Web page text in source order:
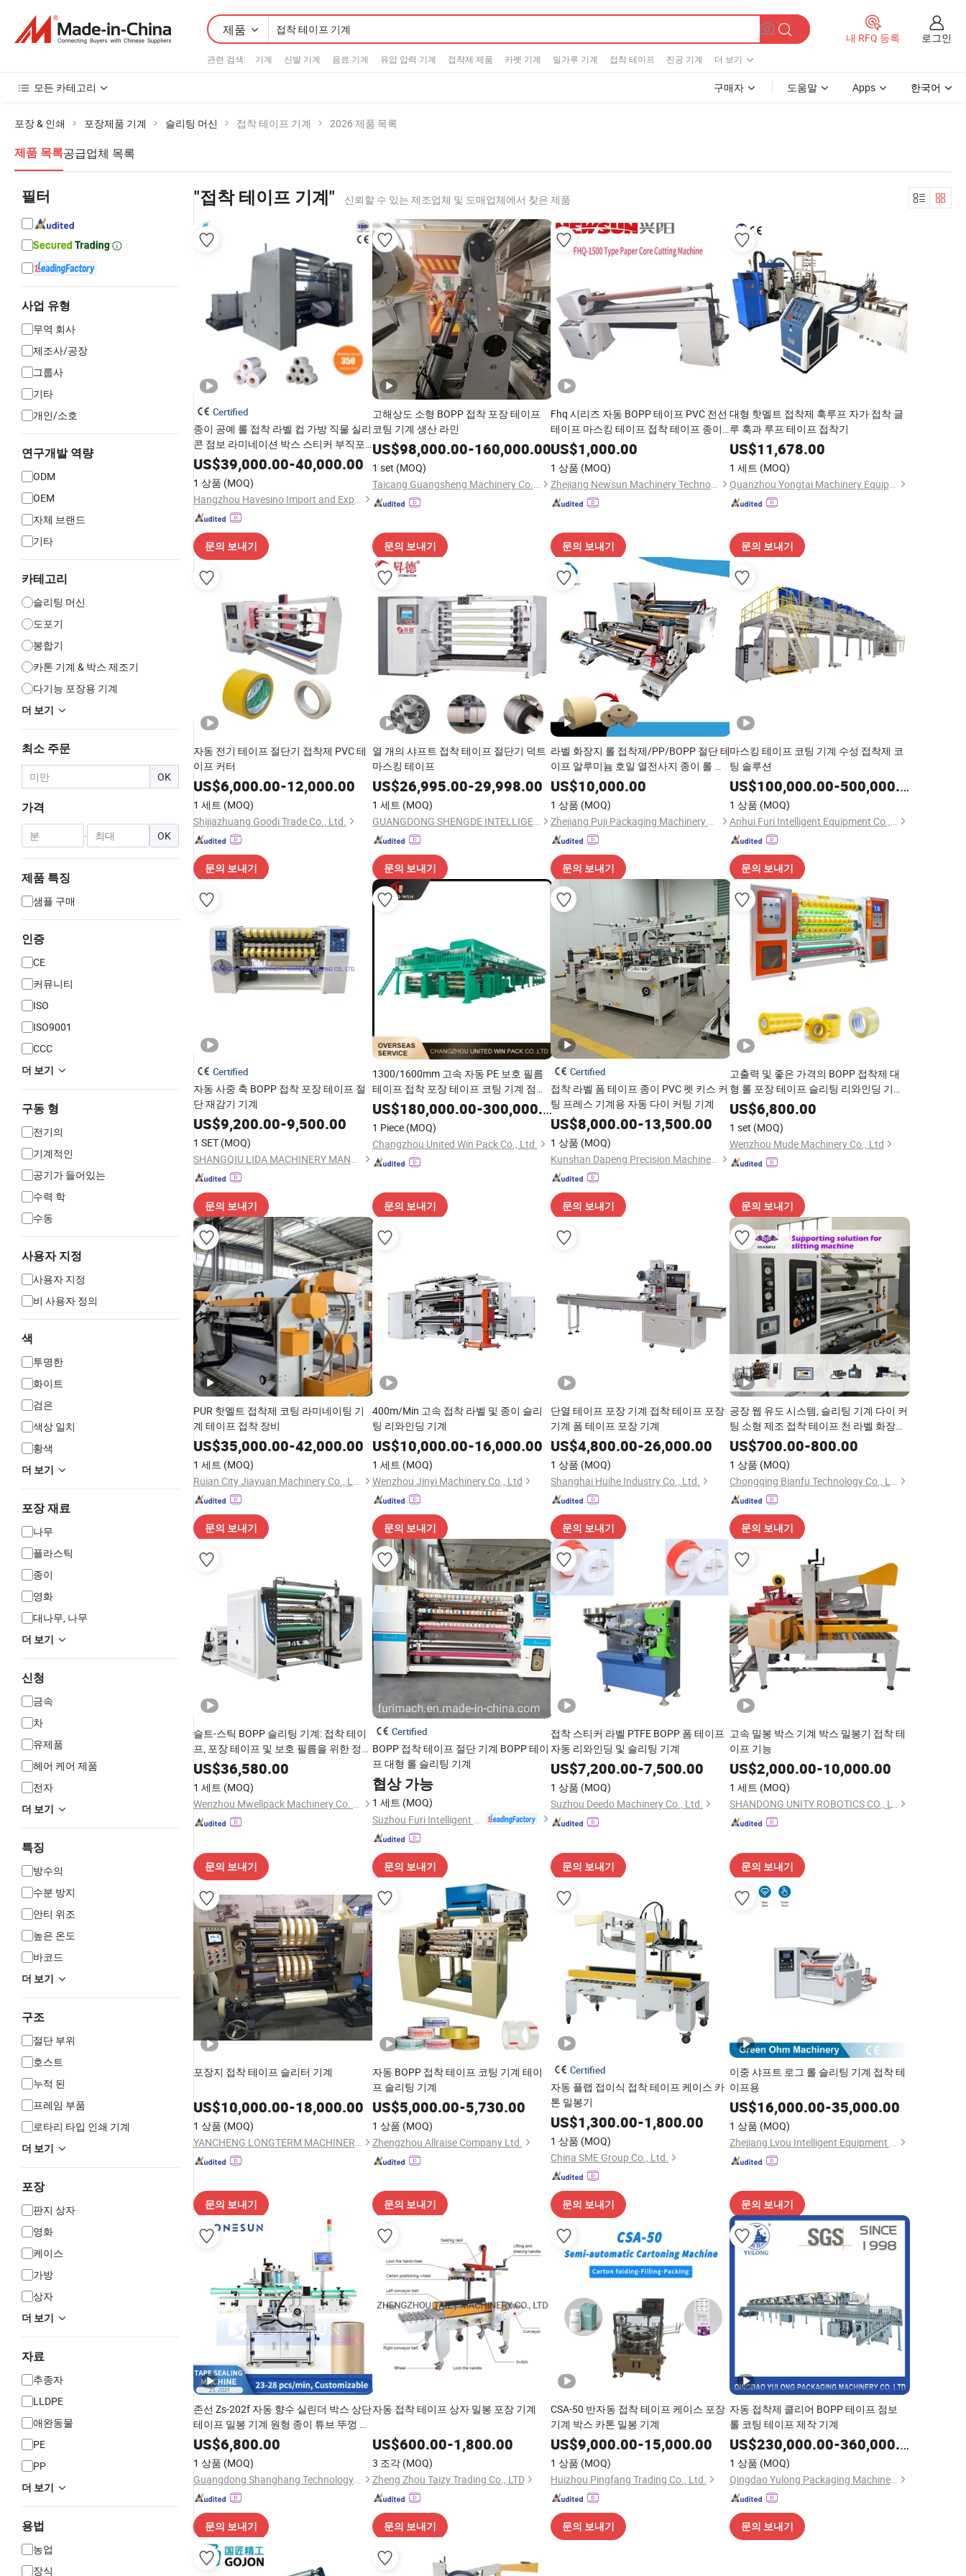
제품
관련 검색: 기계 신발 기계 음료 기계 유압 압력 기계 접착제 제품 카펫 기계 밀가루 기계 접착 테이프 진공 기계 더 보기
내 RFQ 등록 로그인
모든 카테고리 구매자 도움말 Apps 한국어
포장 & 인쇄 포장제품 기계 슬리팅 머신 접착 테이프 기계 2026 제품 목록
제품 목록공급업체 목록
필터
사업 유형
무역 회사
제조사/공장
그룹사
기타
개인/소호
연구개발 역량
ODM
OEM
자체 브랜드
기타
카테고리
슬리팅 머신
도포기
봉합기
카톤 기계 & 박스 제조기
다기능 포장용 기계
더 보기
최소 주문
OK
가격
- OK
제품 특징
샘플 구매
인증
CE
커뮤니티
ISO
ISO9001
CCC
더 보기
구동 형
전기의
기계적인
공기가 들어있는
수력 학
수동
사용자 지정
사용자 지정
비 사용자 정의
색
투명한
화이트
검은
색상 일치
황색
더 보기
포장 재료
나무
플라스틱
종이
영화
대나무, 나무
더 보기
신청
금속
차
유제품
헤어 케어 제품
전자
더 보기
특징
방수의
수분 방지
안티 위조
높은 온도
바코드
더 보기
구조
절단 부위
호스트
누적 된
프레임 부품
로타리 타입 인쇄 기계
더 보기
포장
판지 상자
영화
케이스
가방
상자
더 보기
자료
추종자
LLDPE
애완동물
PE
PP
더 보기
용법
농업
장식
"접착 테이프 기계" 신뢰할 수 있는 제조업체 및 도매업체에서 찾은 제품
Certified
종이 공예 롤 접착 라벨 컵 가방 직물 실리
콘 점보 라미네이션 박스 스티커 부직포
티켓 열전사 용지 테이프 슬리팅 기계 슬
리터 리와인더 커터
US$39,000.00-40,000.00
1 상품 (MOQ)
Hangzhou Havesino Import and Export Co., Ltd.
문의 보내기
고해상도 소형 BOPP 접착 포장 테이프
코팅 기계 생산 라인
US$98,000.00-160,000.00
1 set (MOQ)
Taicang Guangsheng Machinery Co., Ltd.
문의 보내기
Fhq 시리즈 자동 BOPP 테이프 PVC 전선
테이프 마스킹 테이프 접착 테이프 종이
코어 절단 기계
US$1,000.00
1 상품 (MOQ)
Zhejiang Newsun Machinery Technology Co., Ltd.
문의 보내기
대형 핫멜트 접착제 훅루프 자가 접착 글
루 훅과 루프 테이프 접착기
US$11,678.00
1 세트 (MOQ)
Quanzhou Yongtai Machinery Equipment Co., Ltd.
문의 보내기
자동 전기 테이프 절단기 접착제 PVC 테
이프 커터
US$6,000.00-12,000.00
1 세트 (MOQ)
Shijiazhuang Goodi Trade Co., Ltd.
문의 보내기
열 개의 샤프트 접착 테이프 절단기 덕트
마스킹 테이프
US$26,995.00-29,998.00
1 세트 (MOQ)
GUANGDONG SHENGDE INTELLIGENT EQUIPMENT TECHNOLOGY CO.,LTD.
문의 보내기
라벨 화장지 롤 접착제/PP/BOPP 절단 테
이프 알루미늄 호일 열전사지 종이 롤 종
이 코어 필름용 표면 타입 재감기 슬리팅
절단기
US$10,000.00
1 상품 (MOQ)
Zhejiang Puji Packaging Machinery Co., Ltd.
문의 보내기
마스킹 테이프 코팅 기계 수성 접착제 코
팅 솔루션
US$100,000.00-500,000.00
1 상품 (MOQ)
Anhui Furi Intelligent Equipment Co., Ltd.
문의 보내기
Certified
자동 사중 축 BOPP 접착 포장 테이프 절
단 재감기 기계
US$9,200.00-9,500.00
1 SET (MOQ)
SHANGQIU LIDA MACHINERY MANUFACTURING CO., LTD.
문의 보내기
1300/1600mm 고속 자동 PE 보호 필름
테이프 접착 포장 테이프 코팅 기계 점보
롤 코팅 기계 밀봉 테이프 코팅 기계
US$180,000.00-300,000.00
1 Piece (MOQ)
Changzhou United Win Pack Co., Ltd.
문의 보내기
Certified
접착 라벨 폼 테이프 종이 PVC 펫 키스 커
팅 프레스 기계용 자동 다이 커팅 기계
US$8,000.00-13,500.00
1 상품 (MOQ)
Kunshan Dapeng Precision Machinery Co., Ltd.
문의 보내기
고출력 및 좋은 가격의 BOPP 접착제 대
형 롤 포장 테이프 슬리팅 리와인딩 기계
OPP 슬리터 리와인더 기계
US$6,800.00
1 set (MOQ)
Wenzhou Mude Machinery Co., Ltd
문의 보내기
PUR 핫멜트 접착제 코팅 라미네이팅 기
계 테이프 접착 장비
US$35,000.00-42,000.00
1 세트 (MOQ)
Ruian City Jiayuan Machinery Co., Ltd.
문의 보내기
400m/Min 고속 접착 라벨 및 종이 슬리
팅 리와인딩 기계
US$10,000.00-16,000.00
1 세트 (MOQ)
Wenzhou Jinyi Machinery Co., Ltd
문의 보내기
단열 테이프 포장 기계 접착 테이프 포장
기계 폼 테이프 포장 기계
US$4,800.00-26,000.00
1 상품 (MOQ)
Shanghai Huihe Industry Co., Ltd.
문의 보내기
공장 웹 유도 시스템, 슬리팅 기계 다이 커
팅 소형 제조 접착 테이프 천 라벨 화장지
튜브 롤 제작 리와인더 슬리터 기계
US$700.00-800.00
1 상품 (MOQ)
Chongqing Bianfu Technology Co., Ltd
문의 보내기
슬트-스틱 BOPP 슬리팅 기계: 접착 테이
프, 포장 테이프 및 보호 필름을 위한 정밀
성, 자동 칼 설정 및 적외선 코어 정렬 기
능 포함
US$36,580.00
1 세트 (MOQ)
Wenzhou Mwellpack Machinery Co. Ltd
문의 보내기
Certified
BOPP 접착 테이프 절단 기계 BOPP 테이
프 대형 롤 슬리팅 기계
협상 가능
1 세트 (MOQ)
문의 보내기
접착 스티커 라벨 PTFE BOPP 폼 테이프
자동 리와인딩 및 슬리팅 기계
US$7,200.00-7,500.00
1 상품 (MOQ)
Suzhou Deedo Machinery Co., Ltd.
문의 보내기
고속 밀봉 박스 기계 박스 밀봉기 접착 테
이프 기능
US$2,000.00-10,000.00
1 세트 (MOQ)
SHANDONG UNITY ROBOTICS CO., LTD.
문의 보내기
포장지 접착 테이프 슬리터 기계
US$10,000.00-18,000.00
1 상품 (MOQ)
YANCHENG LONGTERM MACHINERY CO., LTD.
문의 보내기
자동 BOPP 접착 테이프 코팅 기계 테이
프 슬리팅 기계
US$5,000.00-5,730.00
1 상품 (MOQ)
Zhengzhou Allraise Company Ltd.
문의 보내기
Certified
자동 플랩 접이식 접착 테이프 케이스 카
톤 밀봉기
US$1,300.00-1,800.00
1 상품 (MOQ)
China SME Group Co., Ltd.
문의 보내기
이중 샤프트 로그 롤 슬리팅 기계 접착 테
이프용
US$16,000.00-35,000.00
1 상품 (MOQ)
Zhejiang Lvou Intelligent Equipment Co., Ltd.
문의 보내기
존선 Zs-202f 자동 향수 실린더 박스 상단
테이프 밀봉 기계 원형 종이 튜브 뚜껑 본
체 조인트 접착 테이프 포장 라벨링 라인
US$6,800.00
1 상품 (MOQ)
Guangdong Shanghang Technology Limited
문의 보내기
자동 접착 테이프 상자 밀봉 포장 기계
US$600.00-1,800.00
3 조각 (MOQ)
Zheng Zhou Taizy Trading Co., LTD
문의 보내기
CSA-50 반자동 접착 테이프 케이스 포장
기계 박스 카톤 밀봉 기계
US$9,000.00-15,000.00
1 상품 (MOQ)
Huizhou Pingfang Trading Co., Ltd.
문의 보내기
자동 접착제 클리어 BOPP 테이프 점보
롤 코팅 테이프 제작 기계
US$230,000.00-360,000.00
1 상품 (MOQ)
Qingdao Yulong Packaging Machinery Co., Ltd.
문의 보내기